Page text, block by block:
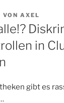
VON AXEL
in
gibt es